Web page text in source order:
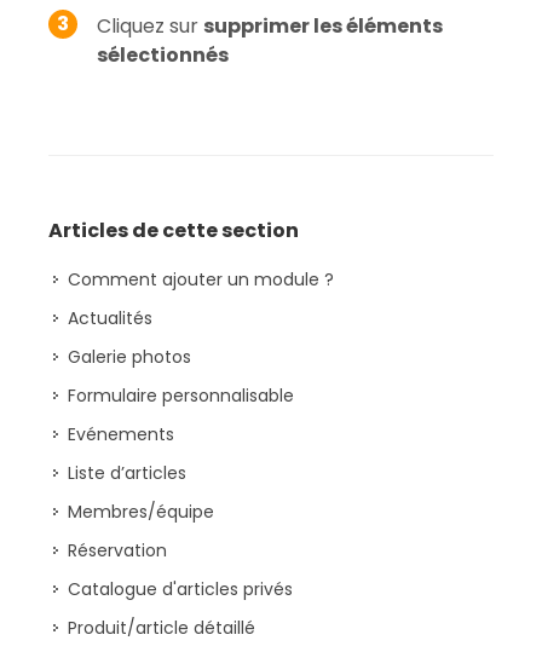
Cliquez sur supprimer les éléments
sélectionnés
Articles de cette section
Comment ajouter un module ?
Actualités
Galerie photos
Formulaire personnalisable
Evénements
Liste d’articles
Membres/équipe
Réservation
Catalogue d'articles privés
Produit/article détaillé